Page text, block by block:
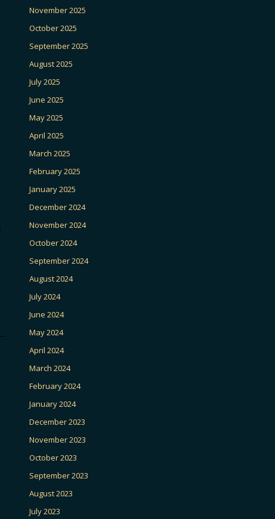
November 2025
October 2025
September 2025
August 2025
July 2025
June 2025
May 2025
April 2025
March 2025
February 2025
January 2025
December 2024
November 2024
October 2024
September 2024
August 2024
July 2024
June 2024
May 2024
April 2024
March 2024
February 2024
January 2024
December 2023
November 2023
October 2023
September 2023
August 2023
July 2023